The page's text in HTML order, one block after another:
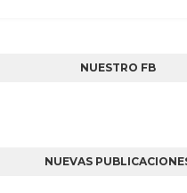
NUESTRO FB
NUEVAS